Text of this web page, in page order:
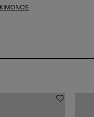
KIMONOS